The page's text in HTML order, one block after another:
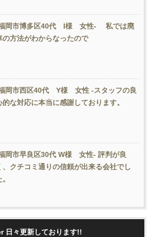
岡市博多区40代 I様 女性- 私では廃
の方法がわからなったので
岡市西区40代 Y様 女性 -スタッフの良
的な対応に本当に感謝しております。
岡市早良区30代 W様 女性- 評判が良
、クチコミ通りの信頼が出来る会社でし
々更新しております!!